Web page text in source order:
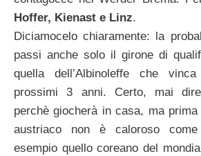
Hoffer, Kienast e Linz.
Diciamocelo chiaramente: la
passi anche solo il girone di
quella dell’Albinoleffe che
prossimi 3 anni. Certo, mai
perchè giocherà in casa, ma
austriaco non è caloroso
esempio quello coreano del